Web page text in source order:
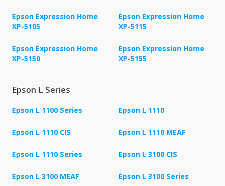
Epson Expression Home
XP-5105
Epson Expression Home
XP-5115
Epson Expression Home
XP-5150
Epson Expression Home
XP-5155
Epson L Series
Epson L 1100 Series Epson L 1110
Epson L 1110 CIS Epson L 1110 MEAF
Epson L 1110 Series Epson L 3100 CIS
Epson L 3100 MEAF Epson L 3100 Series